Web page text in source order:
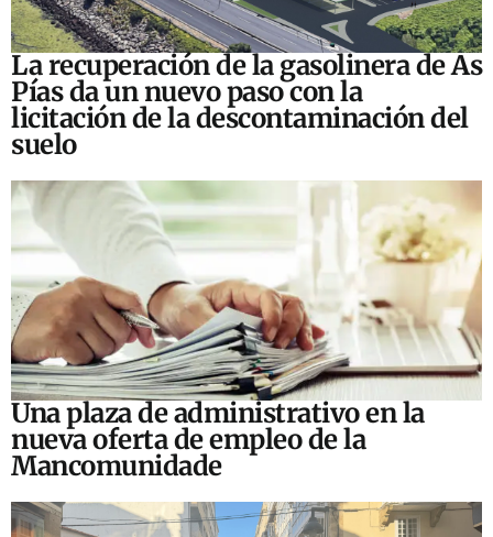
La recuperación de la gasolinera de As
Pías da un nuevo paso con la
licitación de la descontaminación del
suelo
Una plaza de administrativo en la
nueva oferta de empleo de la
Mancomunidade